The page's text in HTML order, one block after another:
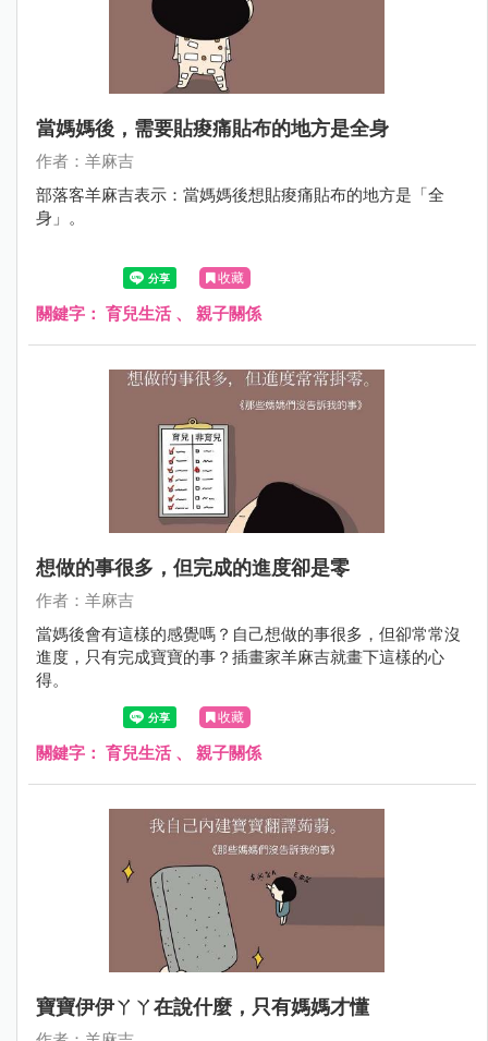
當媽媽後，需要貼痠痛貼布的地方是全身
作者：羊麻吉
部落客羊麻吉表示：當媽媽後想貼痠痛貼布的地方是「全
身」。
收藏
關鍵字： 育兒生活、 親子關係
想做的事很多，但完成的進度卻是零
作者：羊麻吉
當媽後會有這樣的感覺嗎？自己想做的事很多，但卻常常沒
進度，只有完成寶寶的事？插畫家羊麻吉就畫下這樣的心
得。
收藏
關鍵字： 育兒生活、 親子關係
寶寶伊伊ㄚㄚ在說什麼，只有媽媽才懂